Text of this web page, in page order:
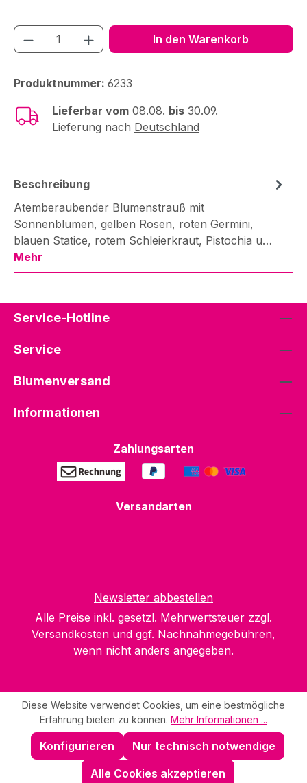
Produkt Anzahl: Gib den gewünschten
In den Warenkorb
Produktnummer: 6233
Lieferbar vom 08.08. bis 30.09.
Lieferung nach Deutschland
Beschreibung
Atemberaubender Blumenstrauß mit
Sonnenblumen, gelben Rosen, roten Germini,
blauen Statice, rotem Schleierkraut, Pistochia u…
Mehr
Service-Hotline
Service
Blumenversand
Informationen
Zahlungsarten
Versandarten
Newsletter abbestellen
Alle Preise inkl. gesetzl. Mehrwertsteuer zzgl.
Versandkosten und ggf. Nachnahmegebühren,
wenn nicht anders angegeben.
Diese Website verwendet Cookies, um eine bestmögliche
Erfahrung bieten zu können. Mehr Informationen ...
Nur technisch notwendige
Konfigurieren
Alle Cookies akzeptieren